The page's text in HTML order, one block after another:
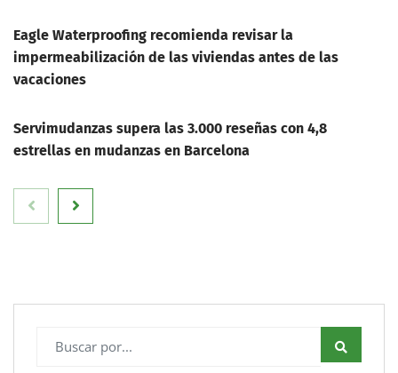
Eagle Waterproofing recomienda revisar la
impermeabilización de las viviendas antes de las
vacaciones
Servimudanzas supera las 3.000 reseñas con 4,8
estrellas en mudanzas en Barcelona